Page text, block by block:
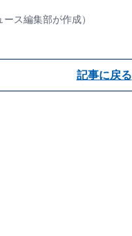
ス編集部が作成）
記事に戻る